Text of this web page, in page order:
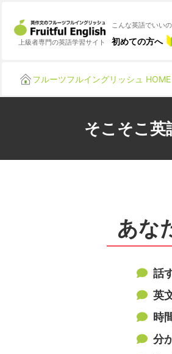
上級者専門の英語学習サイト
こんな英語でいい
初めての方へ
フルーツフルイングリッシュ HOME
そこそこ英
あな
話
英
時
分